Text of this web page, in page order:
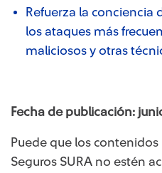
Refuerza la conciencia
los ataques más
maliciosos y otras
Fecha de publicación:
Puede que los
Seguros SURA no estén